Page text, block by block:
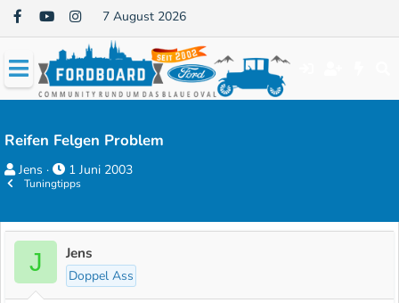
7 August 2026
Reifen Felgen Problem
E
t
Jens
E
r
t
e
l
l
1 Juni 2003
Tuningtipps
J Jens
Doppel Ass